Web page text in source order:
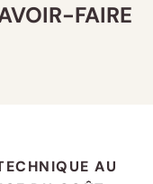
FAIRE
AU